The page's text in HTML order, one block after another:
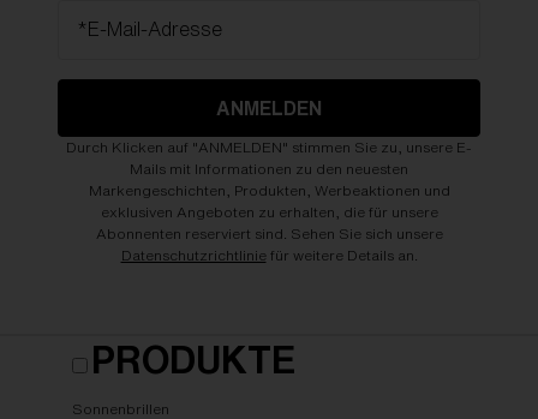
*E-Mail-Adresse
ANMELDEN
Durch Klicken auf "ANMELDEN" stimmen Sie zu, unsere E-
Mails mit Informationen zu den neuesten
Markengeschichten, Produkten, Werbeaktionen und
exklusiven Angeboten zu erhalten, die für unsere
Abonnenten reserviert sind. Sehen Sie sich unsere
Datenschutzrichtlinie für weitere Details an.
PRODUKTE
Sonnenbrillen